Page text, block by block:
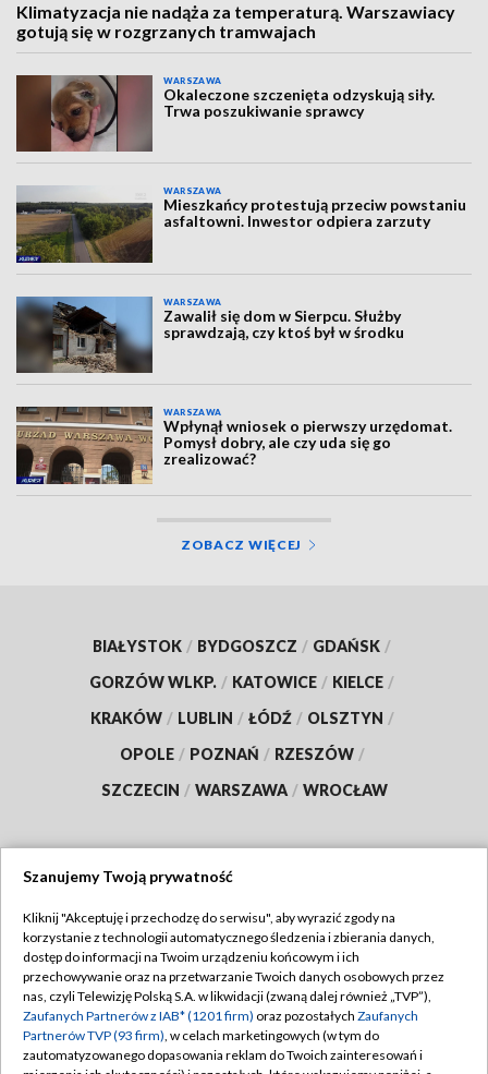
Klimatyzacja nie nadąża za temperaturą. Warszawiacy
gotują się w rozgrzanych tramwajach
WARSZAWA
Okaleczone szczenięta odzyskują siły.
Trwa poszukiwanie sprawcy
WARSZAWA
Mieszkańcy protestują przeciw powstaniu
asfaltowni. Inwestor odpiera zarzuty
WARSZAWA
Zawalił się dom w Sierpcu. Służby
sprawdzają, czy ktoś był w środku
WARSZAWA
Wpłynął wniosek o pierwszy urzędomat.
Pomysł dobry, ale czy uda się go
zrealizować?
ZOBACZ WIĘCEJ
BIAŁYSTOK / BYDGOSZCZ / GDAŃSK /
GORZÓW WLKP. / KATOWICE / KIELCE /
KRAKÓW / LUBLIN / ŁÓDŹ / OLSZTYN /
OPOLE / POZNAŃ / RZESZÓW /
SZCZECIN / WARSZAWA / WROCŁAW
TVP
Abonament TVP
Emisja w TVP
Centrum informacji TVP
Regulamin TVP
Polityka prywatności
Moje zgody
Szanujemy Twoją prywatność
Kliknij "Akceptuję i przechodzę do serwisu", aby wyrazić zgody na
korzystanie z technologii automatycznego śledzenia i zbierania danych,
dostęp do informacji na Twoim urządzeniu końcowym i ich
przechowywanie oraz na przetwarzanie Twoich danych osobowych przez
nas, czyli Telewizję Polską S.A. w likwidacji (zwaną dalej również „TVP”),
Zaufanych Partnerów z IAB* (1201 firm) oraz pozostałych Zaufanych
Partnerów TVP (93 firm), w celach marketingowych (w tym do
zautomatyzowanego dopasowania reklam do Twoich zainteresowań i